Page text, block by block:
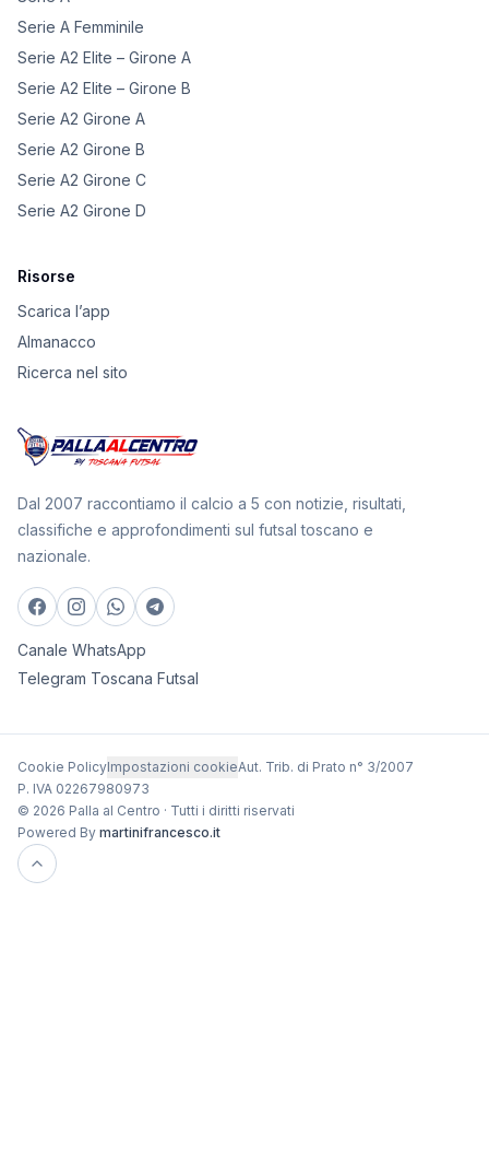
Serie A Femminile
Serie A2 Elite – Girone A
Serie A2 Elite – Girone B
Serie A2 Girone A
Serie A2 Girone B
Serie A2 Girone C
Serie A2 Girone D
Risorse
Scarica l’app
Almanacco
Ricerca nel sito
Dal 2007 raccontiamo il calcio a 5 con notizie, risultati,
classifiche e approfondimenti sul futsal toscano e
nazionale.
Canale WhatsApp
Telegram Toscana Futsal
Cookie PolicyImpostazioni cookieAut. Trib. di Prato n° 3/2007
P. IVA 02267980973
© 2026 Palla al Centro · Tutti i diritti riservati
Powered By martinifrancesco.it